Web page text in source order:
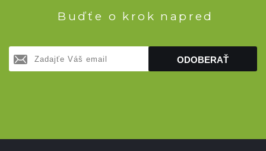
Buďťe o krok napred
ODOBERAŤ